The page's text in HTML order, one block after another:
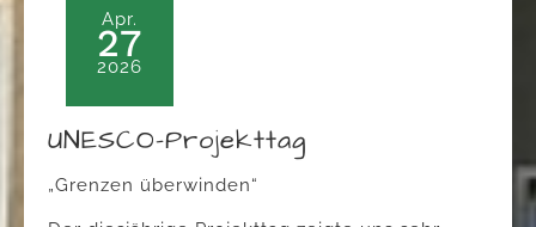
Apr.
27
2026
UNESCO-Projekttag
„Grenzen überwinden“